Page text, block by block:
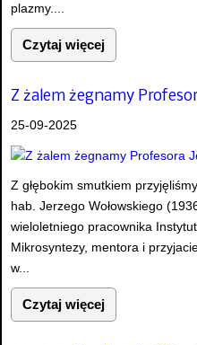
plazmy....
Czytaj więcej
Z żalem żegnamy
25-09-2025
Z głębokim smutkiem
hab. Jerzego Wołowskiego
wieloletniego pracownika
Mikrosyntezy, mentora i
w...
Czytaj więcej